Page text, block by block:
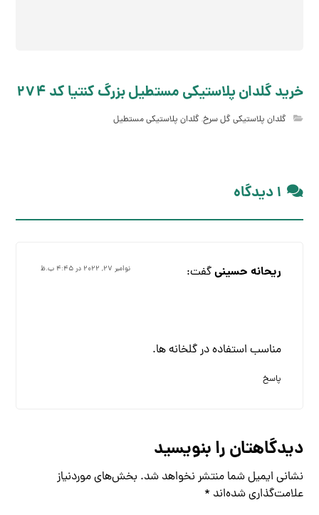
خرید گلدان پلاستیکی مستطیل بزرگ کنتیا کد 274
گلدان پلاستیکی گل سرخ,گلدان پلاستیکی مستطیل
۱ دیدگاه
ریحانه حسینیگفت: نوامبر ۲۷, ۲۰۲۲ در ۴:۴۵ ب.ظ
مناسب استفاده در گلخانه ها.
پاسخ
دیدگاهتان را بنویسید
نشانی ایمیل شما منتشر نخواهد شد. بخش‌های موردنیاز
علامت‌گذاری شده‌اند *